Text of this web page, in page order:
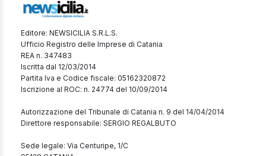
Editore: NEWSICILIA S.R.L.S.
Ufficio Registro delle Imprese di Catania
REA n. 347483
Iscritta dal 12/03/2014
Partita Iva e Codice fiscale: 05162320872
Iscrizione al ROC: n. 24774 del 10/09/2014
Autorizzazione del Tribunale di Catania n. 9 del 14/04/2014
Direttore responsabile: SERGIO REGALBUTO
Sede legale: Via Centuripe, 1/C